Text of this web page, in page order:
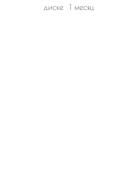
диске 1 месяц